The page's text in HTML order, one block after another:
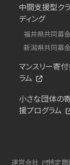
中間支援型ク
ディング
福井県共同募
新潟県共同募
マンスリー寄
ラム
小さな団体の
援プログラム
運営会社 特定商